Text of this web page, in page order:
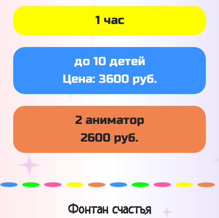
1 час
до 10 детей
Цена: 3600 руб.
2 аниматор
2600 руб.
Фонтан счастья